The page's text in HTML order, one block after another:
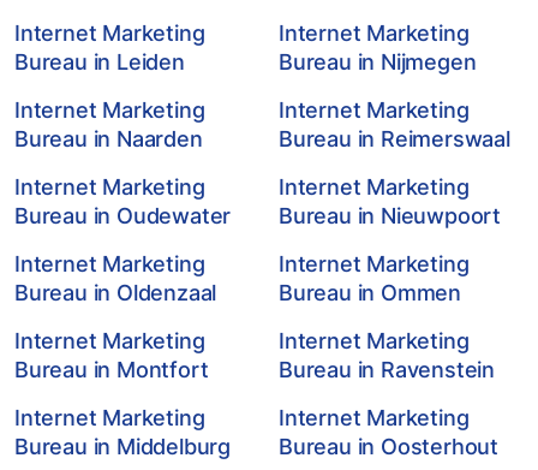
Internet Marketing
Bureau in Leiden
Internet Marketing
Bureau in Nijmegen
Internet Marketing
Bureau in Naarden
Internet Marketing
Bureau in Reimerswaal
Internet Marketing
Bureau in Oudewater
Internet Marketing
Bureau in Nieuwpoort
Internet Marketing
Bureau in Oldenzaal
Internet Marketing
Bureau in Ommen
Internet Marketing
Bureau in Montfort
Internet Marketing
Bureau in Ravenstein
Internet Marketing
Bureau in Middelburg
Internet Marketing
Bureau in Oosterhout